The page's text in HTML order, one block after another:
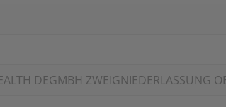
DEGMBH ZWEIGNIEDERLASSUNG